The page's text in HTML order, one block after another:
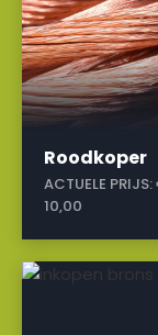
Roodkoper
ACTUELE PRIJS:
10,00
a